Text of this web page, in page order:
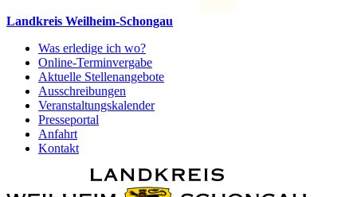
Landkreis Weilheim-Schongau
Was erledige ich wo?
Online-Terminvergabe
Aktuelle Stellenangebote
Ausschreibungen
Veranstaltungskalender
Presseportal
Anfahrt
Kontakt